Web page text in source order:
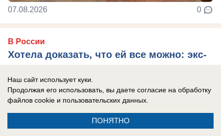
07.08.2026 0
В России
Хотела доказать, что ей все можно: экс-
арест после голой прогулки
На свободе она пробыла всего 10 секунд
Наш сайт использует куки.
Продолжая его использовать, вы даете согласие на обработку
файлов cookie и пользовательских данных.
ПОНЯТНО